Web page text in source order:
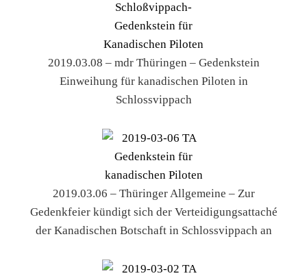
2019.03.08 – mdr Thüringen – Gedenkstein
Einweihung für kanadischen Piloten in
Schlossvippach
2019.03.06 – Thüringer Allgemeine – Zur
Gedenkfeier kündigt sich der Verteidigungsattaché
der Kanadischen Botschaft in Schlossvippach an